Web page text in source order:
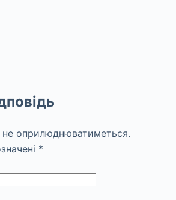
оприлюднюватиметься.
*